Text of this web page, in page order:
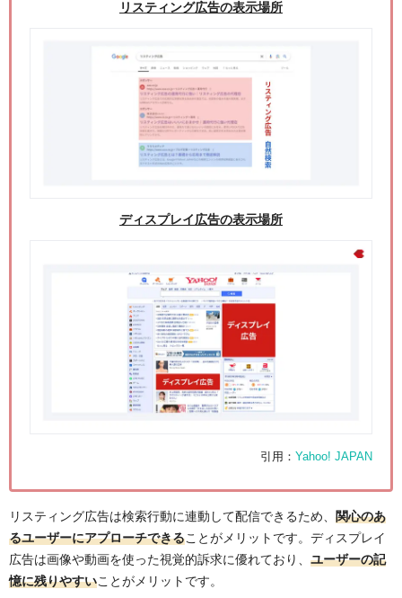
リスティング広告の表示場所
ディスプレイ広告の表示場所
引用：Yahoo! JAPAN
リスティング広告は検索行動に連動して配信できるため、 関心のあ
るユーザーにアプローチできることがメリットです。ディスプレイ
広告は画像や動画を使った視覚的訴求に優れており、 ユーザーの記
憶に残りやすいことがメリットです。